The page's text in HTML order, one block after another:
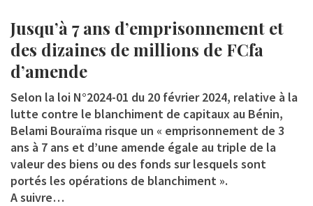
Jusqu’à 7 ans d’emprisonnement et
des dizaines de millions de FCfa
d’amende
Selon la loi N°2024-01 du 20 février 2024, relative à la
lutte contre le blanchiment de capitaux au Bénin,
Belami Bouraïma risque un « emprisonnement de 3
ans à 7 ans et d’une amende égale au triple de la
valeur des biens ou des fonds sur lesquels sont
portés les opérations de blanchiment ».
A suivre…